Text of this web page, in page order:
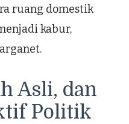
ruang domestik
kabur,
Asli, dan
Politik